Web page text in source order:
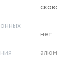
для
для
а
нет